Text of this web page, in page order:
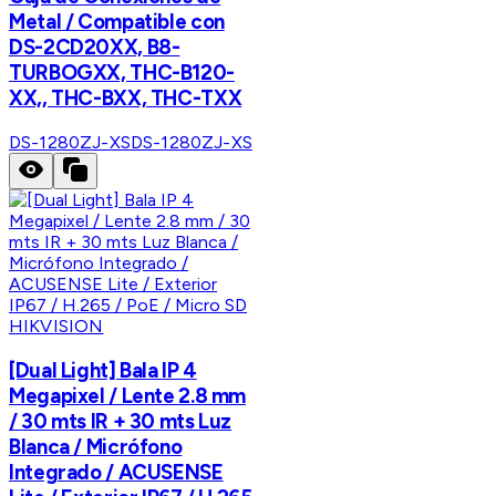
Metal / Compatible con
DS-2CD20XX, B8-
TURBOGXX, THC-B120-
XX,, THC-BXX, THC-TXX
DS-1280ZJ-XSDS-1280ZJ-XS
HIKVISION
[Dual Light] Bala IP 4
Megapixel / Lente 2.8 mm
/ 30 mts IR + 30 mts Luz
Blanca / Micrófono
Integrado / ACUSENSE